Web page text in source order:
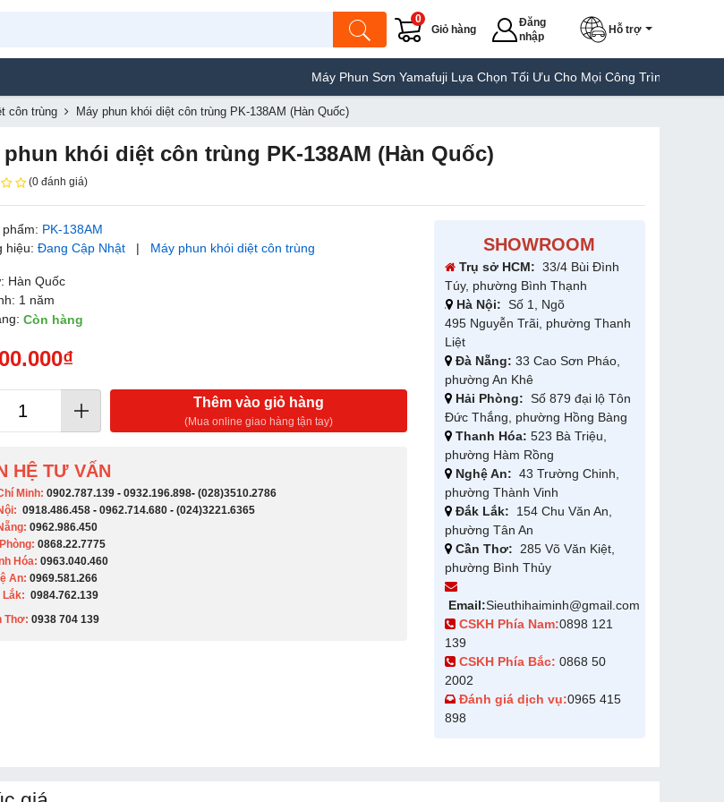
Giỏ hàng
0
Đăng
nhập
Hỗ trợ
Máy Phun Sơn Yamafuji Lựa Chọn Tối Ưu Cho Mọi Công Trình Máy Hàn Túi
côn trùng Máy phun khói diệt côn trùng PK-138AM (Hàn Quốc)
phun khói diệt côn trùng PK-138AM (Hàn Quốc)
(0 đánh giá)
PK-138AM
hiệu:Đang Cập Nhật | Máy phun khói diệt côn trùng
Hàn Quốc
1 năm
Còn hàng
Thêm vào giỏ hàng
(Mua online giao hàng tận tay)
HỆ TƯ VẤN
Minh:0902.787.139 -0932.196.898-(028)3510.2786
0918.486.458 -0962.714.680 -(024)3221.6365
0962.986.450
0868.22.7775
Hóa:0963.040.460
An:0969.581.266
0984.762.139
Thơ:0938 704 139​
SHOWROOM
Trụ sở HCM: 33/4 Bùi Đình
Túy, phường Bình Thạnh
Hà Nội: Số 1, Ngõ
495 Nguyễn Trãi, phường Thanh
Liệt
Đà Nẵng: 33 Cao Sơn Pháo,
phường An Khê
Hải Phòng: Số 879 đại lộ Tôn
Đức Thắng, phường Hồng Bàng
Thanh Hóa: 523 Bà Triệu,
phường Hàm Rồng
Nghệ An: 43 Trường Chinh,
phường Thành Vinh
Đắk Lắk: 154 Chu Văn An,
phường Tân An
Cần Thơ: 285 Võ Văn Kiệt,
phường Bình Thủy
Email:Sieuthihaiminh@gmail.com
CSKH Phía Nam:0898 121
139
CSKH Phía Bắc: 0868 50
2002
Đánh giá dịch vụ:0965 415
898